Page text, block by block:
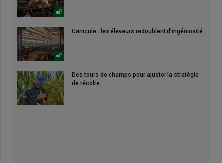
Canicule : les éleveurs redoublent d'ingéniosité
Des tours de champs pour ajuster la stratégie
de récolte